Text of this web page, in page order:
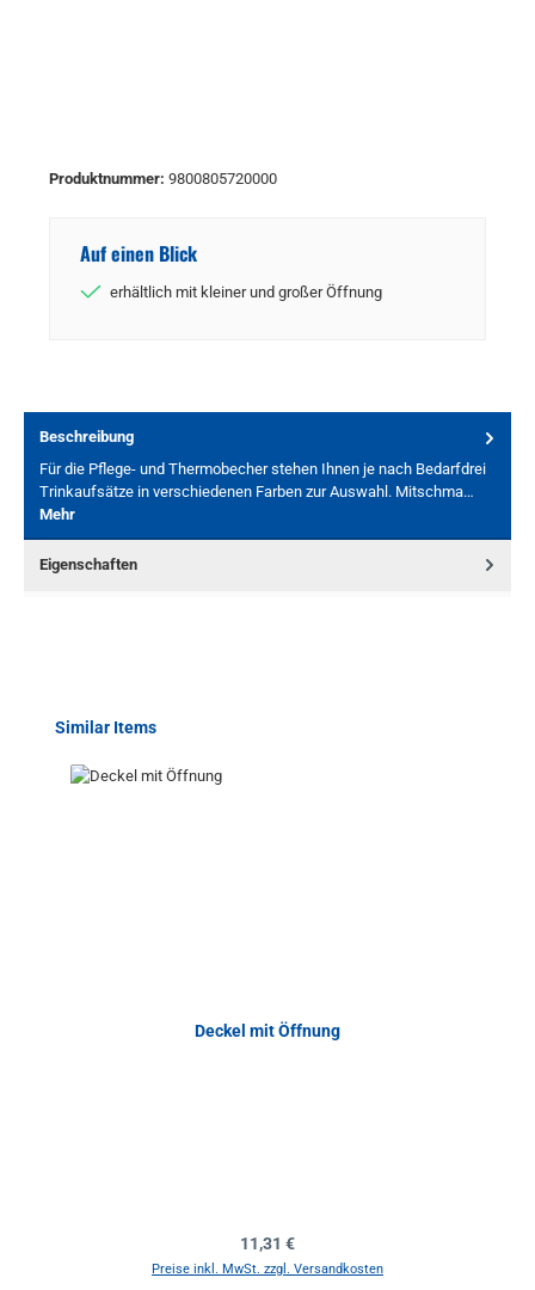
Produktnummer: 9800805720000
Auf einen Blick
erhältlich mit kleiner und großer Öffnung
Beschreibung
Für die Pflege- und Thermobecher stehen Ihnen je nach Bedarfdrei
Trinkaufsätze in verschiedenen Farben zur Auswahl. Mitschma…
Mehr
Eigenschaften
Produktgalerie überspringen
Similar Items
Deckel mit Öffnung
Regulärer Preis:
11,31 €
Preise inkl. MwSt. zzgl. Versandkosten